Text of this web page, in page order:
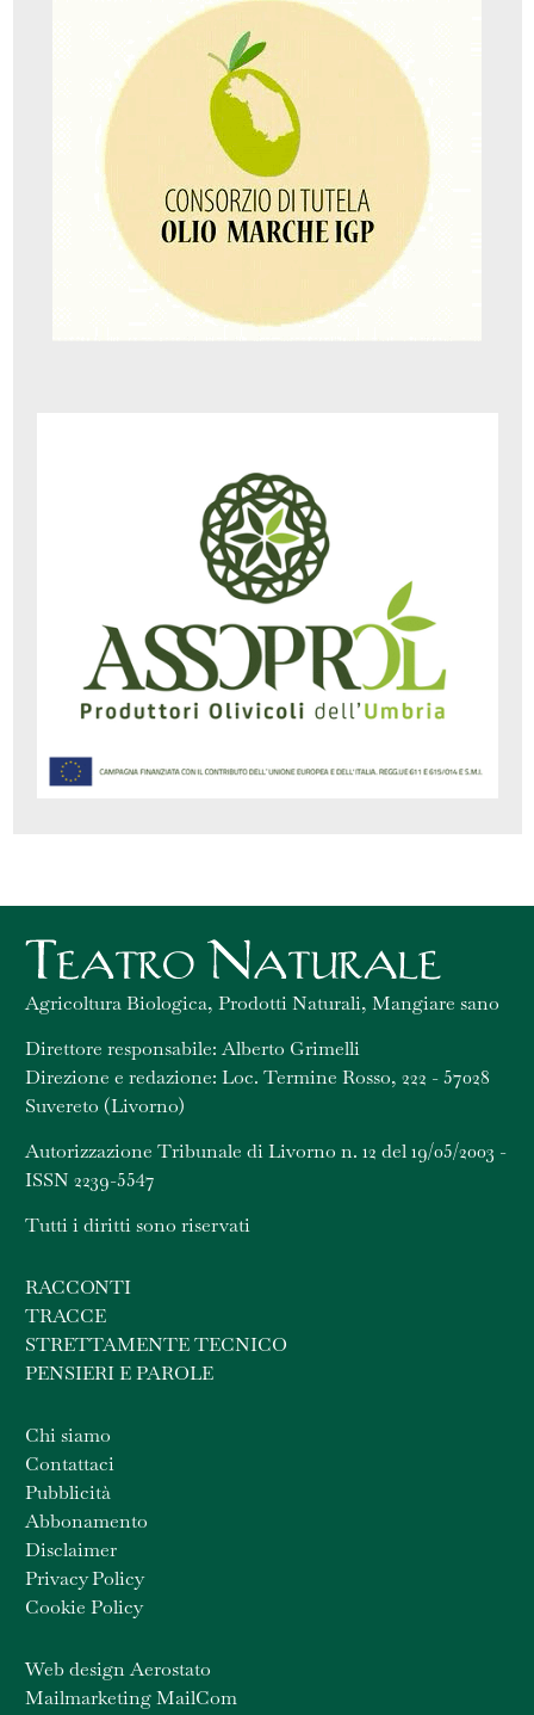
Agricoltura Biologica, Prodotti Naturali, Mangiare sano
Direttore responsabile: Alberto Grimelli
Direzione e redazione: Loc. Termine Rosso, 222 - 57028
Suvereto (Livorno)
Autorizzazione Tribunale di Livorno n. 12 del 19/05/2003 -
ISSN 2239-5547
Tutti i diritti sono riservati
RACCONTI
TRACCE
STRETTAMENTE TECNICO
PENSIERI E PAROLE
Chi siamo
Contattaci
Pubblicità
Abbonamento
Disclaimer
Privacy Policy
Cookie Policy
Web design Aerostato
Mailmarketing MailCom